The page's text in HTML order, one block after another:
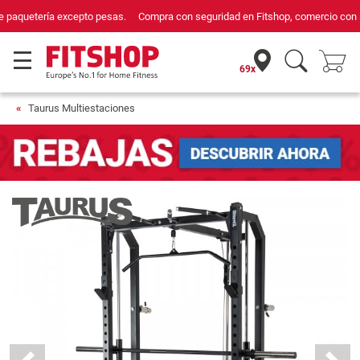
Compra con seguridad en Fitshop, comercio con sello de Confianza Online.
69x
Taurus Multiestaciones